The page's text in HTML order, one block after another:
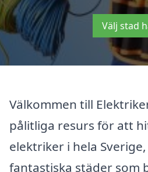
Välj stad
Välkommen till
pålitliga resurs för att
elektriker i hela
fantastiska städer som